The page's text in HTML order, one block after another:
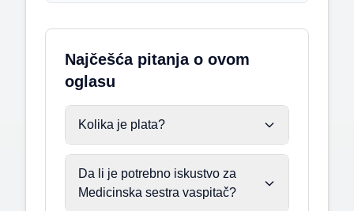
Najčešća pitanja o ovom
oglasu
Kolika je plata?
Da li je potrebno iskustvo za
Medicinska sestra vaspitač?